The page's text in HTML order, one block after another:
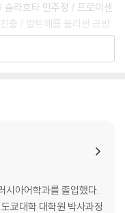
라흐타 민주정 / 프로이센
출 / 발트해를 둘러싼 공방
퇴위 / 아우구스트 2세와
이센 · 오스트리아에 의한
국독립전쟁에 뛰어든 폴란
봉기와 제3차 폴란드분할
는 민족 봉기
시아어학과를 졸업했다.
쿄대학 대학원 박사과정